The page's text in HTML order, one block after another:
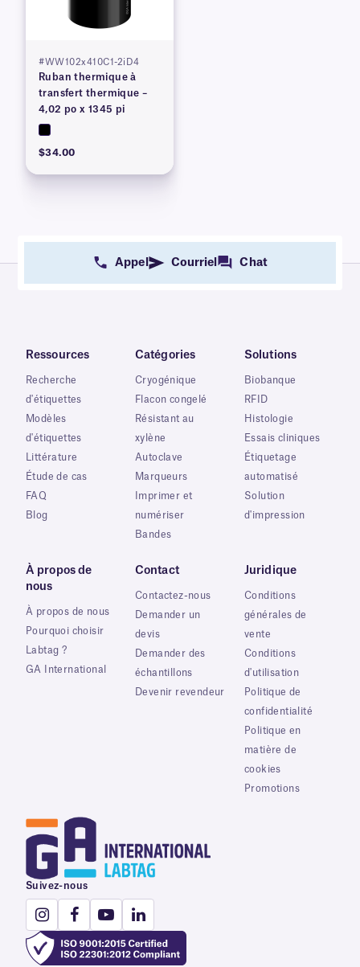
#WW102x410C1-2iD4
Ruban thermique à
transfert thermique –
4,02 po x 1345 pi
$34.00
Appel Courriel Chat
Ressources
Recherche
d'étiquettes
Modèles
d'étiquettes
Littérature
Étude de cas
FAQ
Blog
Catégories
Cryogénique
Flacon congelé
Résistant au
xylène
Autoclave
Marqueurs
Imprimer et
numériser
Bandes
Solutions
Biobanque
RFID
Histologie
Essais cliniques
Étiquetage
automatisé
Solution
d'impression
À propos de
nous
À propos de nous
Pourquoi choisir
Labtag ?
GA International
Contact
Contactez-nous
Demander un
devis
Demander des
échantillons
Devenir revendeur
Juridique
Conditions
générales de
vente
Conditions
d'utilisation
Politique de
confidentialité
Politique en
matière de
cookies
Promotions
Suivez-nous